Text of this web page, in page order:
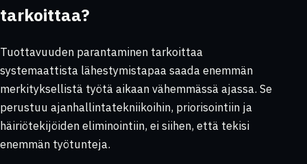
tarkoittaa?
Tuottavuuden parantaminen tarkoittaa
systemaattista lähestymistapaa saada enemmän
merkityksellistä työtä aikaan vähemmässä ajassa. Se
perustuu ajanhallintatekniikoihin, priorisointiin ja
häiriötekijöiden eliminointiin, ei siihen, että tekisi
enemmän työtunteja.